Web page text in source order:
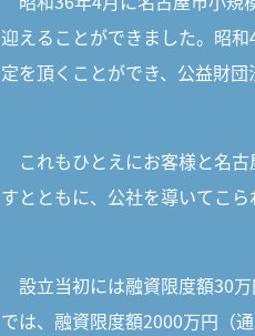
迎えることができました。昭
定を頂くことができ、公益財
これもひとえにお客様と名
すとともに、公社を導いてこ
設立当初には融資限度額30
では、融資限度額2000万円（